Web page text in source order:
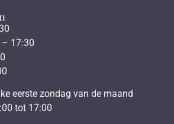
– 17:30
eerste zondag van de maand
tot 17:00